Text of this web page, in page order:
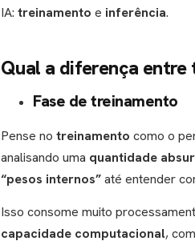
IA: treinamento e inferência.
Qual a diferença
Fase de treinamento
Pense no treinamento como o
analisando uma quantidade
“pesos internos”até entender
Isso consome muito
capacidade computacional,